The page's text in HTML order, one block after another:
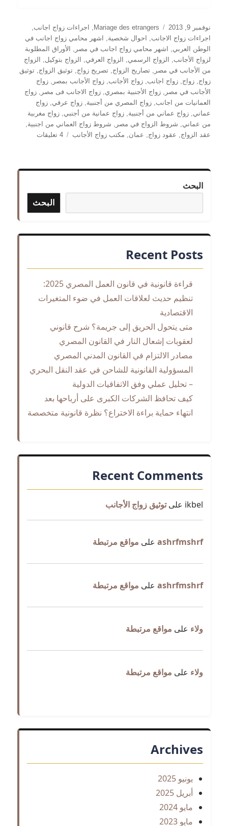
نُشرت
في
نوفمبر 9, 2013 التصنيفات
Mariage des etrangers اجراءات زواج اجانب
اجراءات زواج الاجانب
احوال شخصية
اشهر محامي زواج اجانب في
الوطن العربي
اشهر محامي زواج اجانب في مصر
الأوراق المطلوبة
لزواج الأجانب
الزواج الرسمي الزواج العرفي الزواج بتوكيل
الزواج
من الأجانب في مصر
,تصاريح الزواج ,تصريح زواج ,توثيق الزواج ,توثيق
زواج ,زواج ,زواج اجانب ,زواج الأجانب ,زواج الأجانب بمصر ,زواج
الأجانب في مصر
,زواج الأجنبية بمصري ,زواج الاجانب فى مصر ,زواج
العمانيات من اجانب ,زواج المصري من أجنبية ,زواج عرفي ,زواج
عماني ,زواج عماني من أجنبية ,زواج عمانية من أجنبي ,زواج مغربية
من عماني
شروط الزواج في مصر شروط زواج العماني من اجنبية
عقد الزواج
عقود زواج عمان مكتب زواج الأجانب 4 تعليقات
البحث
البحث
Recent Posts
قراءة قانونية في قانون العمل المصري 2025:
تنظيم حديث لعلاقات العمل في ضوء المتغيرات
الاقتصادية
متى يتحول الحريق إلى جريمة؟ شرح قانوني
لعقوبات إشعال النار في القانون المصري
مصادر الالتزام في القانون المدني المصري
المسؤولية القانونية للشاحن في عقد النقل البحري
– تحليل عملي وفق الاتفاقيات الدولية
كيف تحافظ الشركات الكبرى على أرباحها بعد
انتهاء حماية براءة الاختراع؟ نظرة قانونية متخصصة
Recent Comments
ikbel علىتوثيق زواج الأجانب
ashrfmshrf على مواقع مرتبطة
ashrfmshrf على مواقع مرتبطة
ولاء على مواقع مرتبطة
ولاء على مواقع مرتبطة
Archives
يونيو 2025
أبريل 2025
مايو 2024
مايو 2023